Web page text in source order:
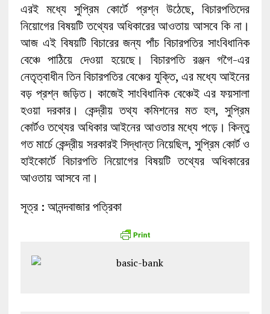
এরই মধ্যে সুপ্রিম কোর্টে প্রশ্ন উঠেছে, বিচারপতিদের
নিয়োগের বিষয়টি তথ্যের অধিকারের আওতায় আসবে কি না।
আজ এই বিষয়টি বিচারের জন্য পাঁচ বিচারপতির সাংবিধানিক
বেঞ্চে পাঠিয়ে দেওয়া হয়েছে। বিচারপতি রঞ্জন গগৈ-এর
নেতৃত্বাধীন তিন বিচারপতির বেঞ্চের যুক্তি, এর মধ্যে আইনের
বড় প্রশ্ন জড়িত। কাজেই সাংবিধানিক বেঞ্চেই এর ফয়সালা
হওয়া দরকার। কেন্দ্রীয় তথ্য কমিশনের মত হল, সুপ্রিম
কোর্টও তথ্যের অধিকার আইনের আওতার মধ্যে পড়ে। কিন্তু
গত মার্চে কেন্দ্রীয় সরকারই সিদ্ধান্ত নিয়েছিল, সুপ্রিম কোর্ট ও
হাইকোর্টে বিচারপতি নিয়োগের বিষয়টি তথ্যের অধিকারের
আওতায় আসবে না।
সূত্র : আনন্দবাজার পত্রিকা